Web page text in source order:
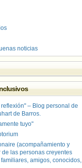
noticias
– Blog personal de
de Barros.
tuyo"
(acompañamiento y
las personas creyentes
familiares, amigos, conocidos,